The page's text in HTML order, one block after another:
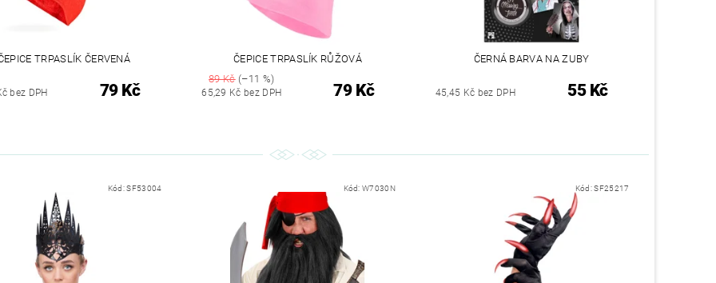
TRPASLÍK ČERVENÁ
bez DPH 79 Kč
ČEPICE TRPASLÍK RŮŽOVÁ
89 Kč(–11 %)
65,29 Kč bez DPH 79 Kč
ČERNÁ BARVA NA ZUBY
45,45 Kč bez DPH 55 Kč
Kód:SF53004 Kód:W7030N Kód:SF25217